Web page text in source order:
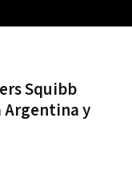
Squibb
Argentina y